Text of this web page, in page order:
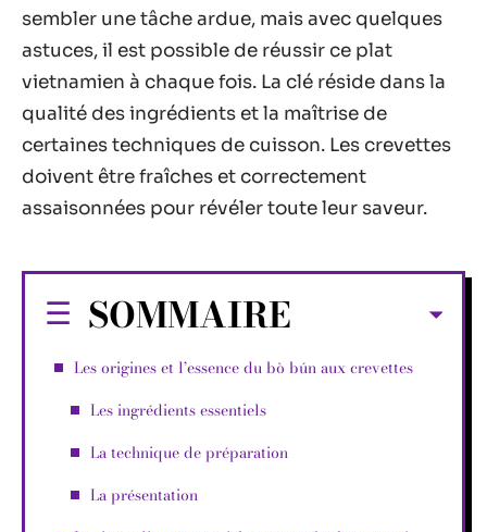
sembler une tâche ardue, mais avec quelques
astuces, il est possible de réussir ce plat
vietnamien à chaque fois. La clé réside dans la
qualité des ingrédients et la maîtrise de
certaines techniques de cuisson. Les crevettes
doivent être fraîches et correctement
assaisonnées pour révéler toute leur saveur.
SOMMAIRE
Les origines et l’essence du bò bún aux crevettes
Les ingrédients essentiels
La technique de préparation
La présentation